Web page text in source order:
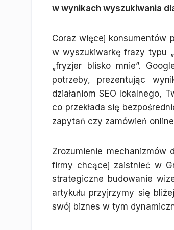
w wynikach wyszukiwania
Coraz więcej konsumentów
w wyszukiwarkę frazy typu
„fryzjer blisko mnie”.
potrzeby, prezentując
działaniom SEO lokalnego,
co przekłada się
zapytań czy zamówień
Zrozumienie mechanizmów
firmy chcącej zaistnieć w
strategiczne budowanie
artykułu przyjrzymy się
swój biznes w tym